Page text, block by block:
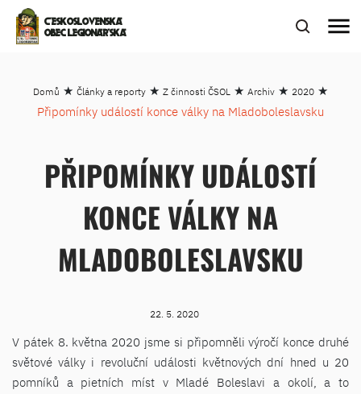
ČESKOSLOVENSKÁ
OBEC LEGIONÁŘSKÁ
menu
Domů ★ Články a reporty ★ Z činnosti ČSOL ★ Archiv ★ 2020 ★
Připomínky událostí konce války na Mladoboleslavsku
PŘIPOMÍNKY UDÁLOSTÍ
KONCE VÁLKY NA
MLADOBOLESLAVSKU
22. 5. 2020
V pátek 8. května 2020 jsme si připomněli výročí konce druhé
světové války i revoluční události květnových dní hned u 20
pomníků a pietních míst v Mladé Boleslavi a okolí, a to